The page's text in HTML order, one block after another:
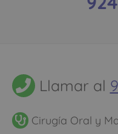
Llamar al
Cirugía Oral y